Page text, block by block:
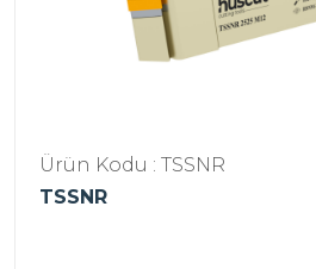
Ürün Kodu : TSSNR
TSSNR